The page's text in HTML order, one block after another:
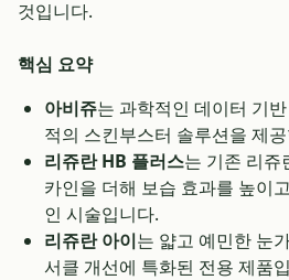
것입니다.
핵심 요약
아비쥬는 과학적인 데이터 기
적의 스킨부스터 솔루션을 제
리쥬란 HB 플러스는 기존 리쥬
카인을 더해 보습 효과를 높이
인 시술입니다.
리쥬란 아이는 얇고 예민한 눈
서클 개선에 특화된 전용 제품